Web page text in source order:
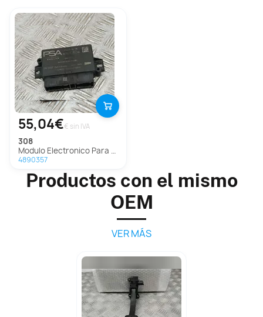
55,04€€ sin IVA
308
Modulo Electronico Para Peugeot 308
4890357
Productos con el mismo
OEM
VER MÁS